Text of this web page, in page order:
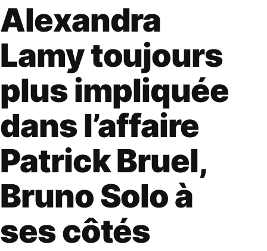
Alexandra
Lamy toujours
plus impliquée
dans l’affaire
Patrick Bruel,
Bruno Solo à
ses côtés